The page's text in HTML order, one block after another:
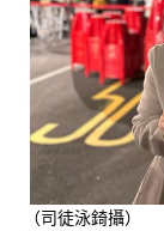
（司徒泳錡攝）